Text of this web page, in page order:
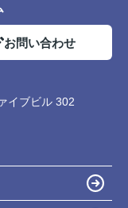
お問い合わせ
イブビル 302